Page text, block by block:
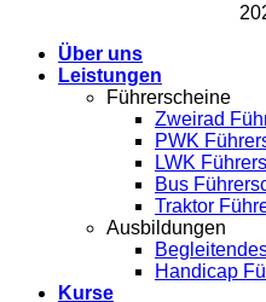
Über uns
Leistungen
Führerscheine
Zweirad
PWK
LWK
Bus
Traktor
Ausbildungen
Handicap
Kurse